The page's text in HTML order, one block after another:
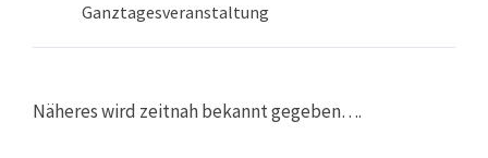
Ganztagesveranstaltung
Näheres wird zeitnah bekannt gegeben….